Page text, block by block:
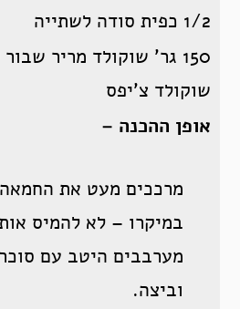
1/2 כפית סודה לשתייה
150 גר’ שוקולד מריר
שוקולד צ’יפס
אופן ההכנה –
מרככים מעט את
במיקרו – לא להמיס
מערבבים היטב עם
וביצה.